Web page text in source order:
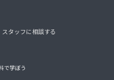
スタッフに相談する
で学ぼう